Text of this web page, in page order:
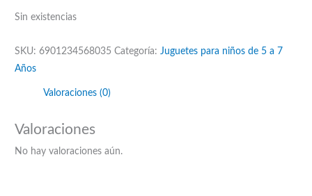
Sin existencias
SKU:6901234568035 Categoría:Juguetes para niños de 5 a 7
Años
Valoraciones (0)
Valoraciones
No hay valoraciones aún.